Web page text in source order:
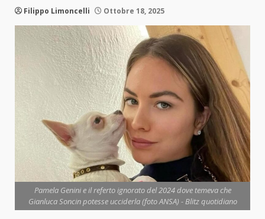
Filippo Limoncelli Ottobre 18, 2025
Pamela Genini e il referto ignorato del 2024 dove temeva che
Gianluca Soncin potesse ucciderla (foto ANSA) - Blitz quotidiano